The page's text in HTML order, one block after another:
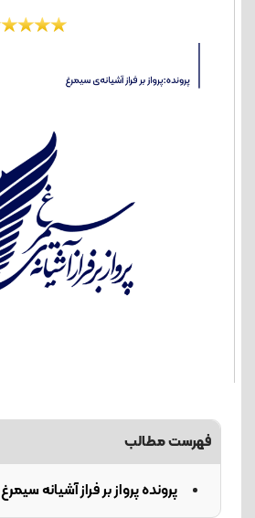
فهرست مطالب
پرونده پرواز بر فراز آشیانه سیمرغ